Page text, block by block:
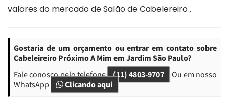
valores do mercado de Salão de Cabelereiro .
Gostaria de um orçamento ou entrar em contato sobre
Cabeleireiro Próximo A Mim em Jardim São Paulo?
Fale conosco pelo telefone (11) 4803-9707
Ou em nosso
WhatsApp
Clicando aqui